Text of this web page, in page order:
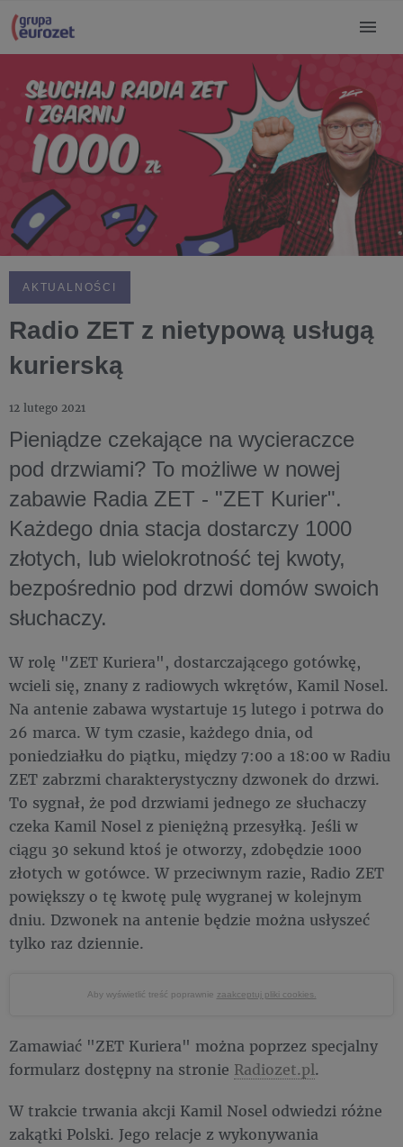
AKTUALNOŚCI
Radio ZET z nietypową usługą
kurierską
12 lutego 2021
Pieniądze czekające na wycieraczce
pod drzwiami? To możliwe w nowej
zabawie Radia ZET - "ZET Kurier".
Każdego dnia stacja dostarczy 1000
złotych, lub wielokrotność tej kwoty,
bezpośrednio pod drzwi domów swoich
słuchaczy.
W rolę "ZET Kuriera", dostarczającego gotówkę,
wcieli się, znany z radiowych wkrętów, Kamil Nosel.
Na antenie zabawa wystartuje 15 lutego i potrwa do
26 marca. W tym czasie, każdego dnia, od
poniedziałku do piątku, między 7:00 a 18:00 w Radiu
ZET zabrzmi charakterystyczny dzwonek do drzwi.
To sygnał, że pod drzwiami jednego ze słuchaczy
czeka Kamil Nosel z pieniężną przesyłką. Jeśli w
ciągu 30 sekund ktoś je otworzy, zdobędzie 1000
złotych w gotówce. W przeciwnym razie, Radio ZET
powiększy o tę kwotę pulę wygranej w kolejnym
dniu. Dzwonek na antenie będzie można usłyszeć
tylko raz dziennie.
Aby wyświetlić treść poprawnie zaakceptuj pliki cookies.
Zamawiać "ZET Kuriera" można poprzez specjalny
formularz dostępny na stronie Radiozet.pl.
W trakcie trwania akcji Kamil Nosel odwiedzi różne
zakątki Polski. Jego relacje z wykonywania